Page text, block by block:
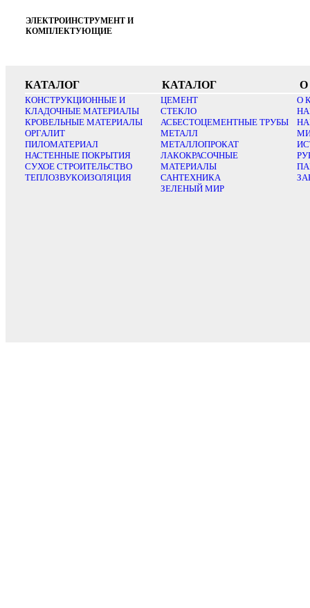
ЭЛЕКТРОИНСТРУМЕНТ И
КОМПЛЕКТУЮЩИЕ
КАТАЛОГ КАТАЛОГ О
КОНСТРУКЦИОННЫЕ И
КЛАДОЧНЫЕ МАТЕРИАЛЫ
КРОВЕЛЬНЫЕ МАТЕРИАЛЫ
ОРГАЛИТ
ПИЛОМАТЕРИАЛ
НАСТЕННЫЕ ПОКРЫТИЯ
СУХОЕ СТРОИТЕЛЬСТВО
ТЕПЛОЗВУКОИЗОЛЯЦИЯ
ЦЕМЕНТ
СТЕКЛО
АСБЕСТОЦЕМЕНТНЫЕ ТРУБЫ
МЕТАЛЛ
МЕТАЛЛОПРОКАТ
ЛАКОКРАСОЧНЫЕ
МАТЕРИАЛЫ
САНТЕХНИКА
ЗЕЛЕНЫЙ МИР
О